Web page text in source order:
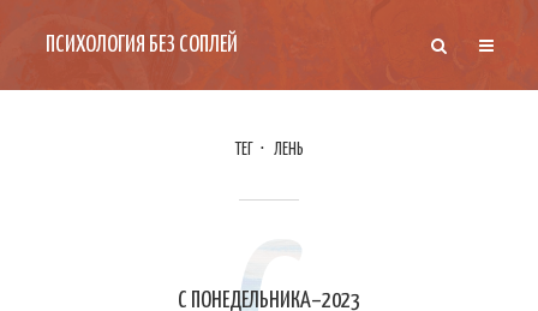
ПСИХОЛОГИЯ БЕЗ СОПЛЕЙ
ТЕГ ЛЕНЬ
С ПОНЕДЕЛЬНИКА–2023